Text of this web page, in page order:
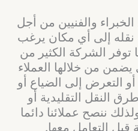
والفنيين من أجل
إلى أي مكان يرغب
توفر الشركة الكثير من
يضمن من خلالها العملاء
التعرض إلى الضياع أو
النقل التقليدية أو
ننصح عملائنا دائما
قبل التعامل معها.